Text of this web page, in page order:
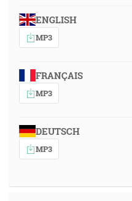
ENGLISH
MP3
FRANÇAIS
MP3
DEUTSCH
MP3